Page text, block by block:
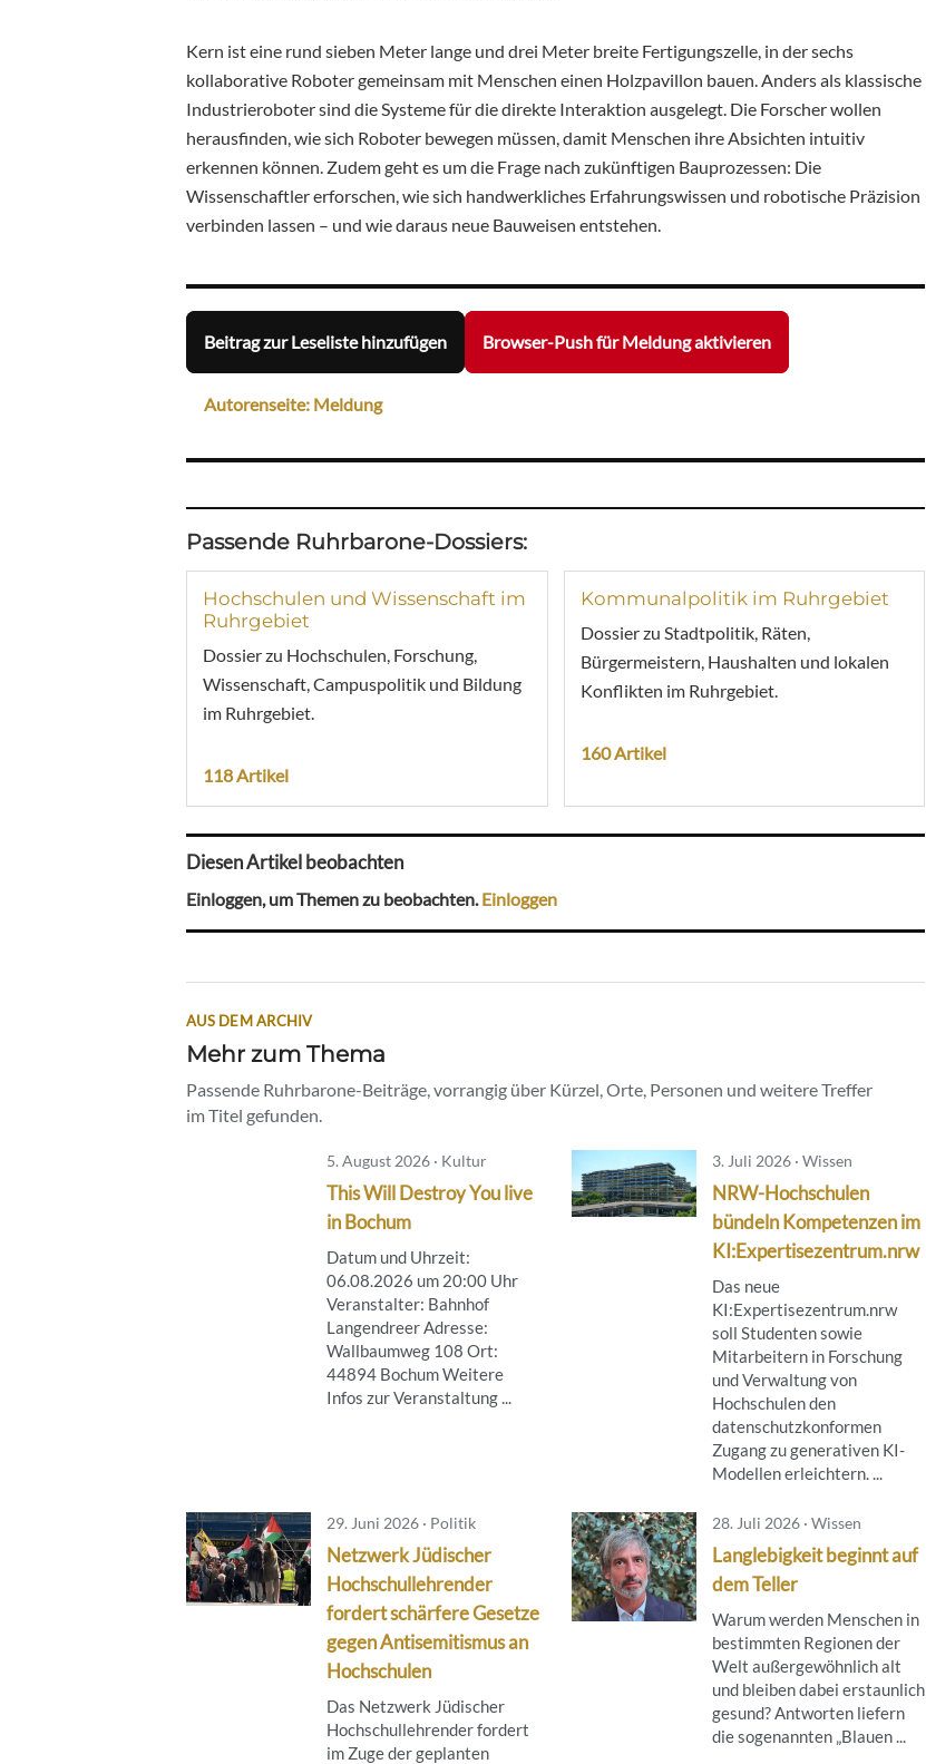
Kern ist eine rund sieben Meter lange und drei Meter breite Fertigungszelle, in der sechs
kollaborative Roboter gemeinsam mit Menschen einen Holzpavillon bauen. Anders als klassische
Industrieroboter sind die Systeme für die direkte Interaktion ausgelegt. Die Forscher wollen
herausfinden, wie sich Roboter bewegen müssen, damit Menschen ihre Absichten intuitiv
erkennen können. Zudem geht es um die Frage nach zukünftigen Bauprozessen: Die
Wissenschaftler erforschen, wie sich handwerkliches Erfahrungswissen und robotische Präzision
verbinden lassen – und wie daraus neue Bauweisen entstehen.
Beitrag zur Leseliste hinzufügen Browser-Push für Meldung aktivieren
Autorenseite: Meldung
Passende Ruhrbarone-Dossiers:
Hochschulen und Wissenschaft im
Ruhrgebiet
Dossier zu Hochschulen, Forschung,
Wissenschaft, Campuspolitik und Bildung
im Ruhrgebiet.
118 Artikel
Kommunalpolitik im Ruhrgebiet
Dossier zu Stadtpolitik, Räten,
Bürgermeistern, Haushalten und lokalen
Konflikten im Ruhrgebiet.
160 Artikel
Diesen Artikel beobachten
Einloggen, um Themen zu beobachten.Einloggen
AUS DEM ARCHIV
Mehr zum Thema
Passende Ruhrbarone-Beiträge, vorrangig über Kürzel, Orte, Personen und weitere Treffer
im Titel gefunden.
5. August 2026 · Kultur
This Will Destroy You live
in Bochum
Datum und Uhrzeit:
06.08.2026 um 20:00 Uhr
Veranstalter: Bahnhof
Langendreer Adresse:
Wallbaumweg 108 Ort:
44894 Bochum Weitere
Infos zur Veranstaltung ...
3. Juli 2026 · Wissen
NRW-Hochschulen
bündeln Kompetenzen im
KI:Expertisezentrum.nrw
Das neue
KI:Expertisezentrum.nrw
soll Studenten sowie
Mitarbeitern in Forschung
und Verwaltung von
Hochschulen den
datenschutzkonformen
Zugang zu generativen KI-
Modellen erleichtern. ...
29. Juni 2026 · Politik
Netzwerk Jüdischer
Hochschullehrender
fordert schärfere Gesetze
gegen Antisemitismus an
Hochschulen
Das Netzwerk Jüdischer
Hochschullehrender fordert
im Zuge der geplanten
28. Juli 2026 · Wissen
Langlebigkeit beginnt auf
dem Teller
Warum werden Menschen in
bestimmten Regionen der
Welt außergewöhnlich alt
und bleiben dabei erstaunlich
gesund? Antworten liefern
die sogenannten „Blauen ...